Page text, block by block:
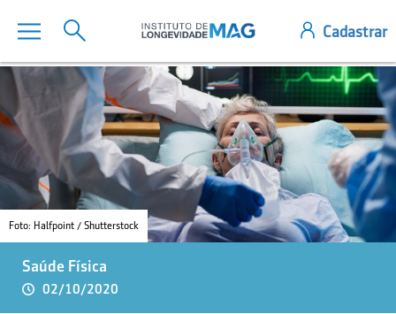
Foto: Halfpoint / Shutterstock
Saúde Física
02/10/2020